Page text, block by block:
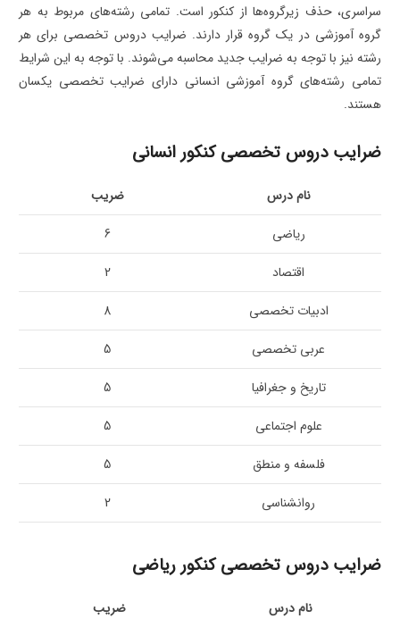
سراسری، حذف زیرگروه‌ها از کنکور است. تمامی رشته‌های مربوط به هر
گروه آموزشی در یک گروه قرار دارند. ضرایب دروس تخصصی برای هر
رشته نیز با توجه به ضرایب جدید محاسبه می‌شوند. با توجه به این شرایط
تمامی رشته‌های گروه آموزشی انسانی دارای ضرایب تخصصی یکسان
هستند.
ضرایب دروس تخصصی کنکور انسانی
نام درس
ضریب
ریاضی
6
اقتصاد
2
ادبیات تخصصی
8
عربی تخصصی
5
تاریخ و جغرافیا
5
علوم اجتماعی
5
فلسفه و منطق
5
روانشناسی
2
ضرایب دروس تخصصی کنکور ریاضی
نام درس
ضریب